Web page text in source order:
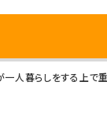
人暮らしをする上で